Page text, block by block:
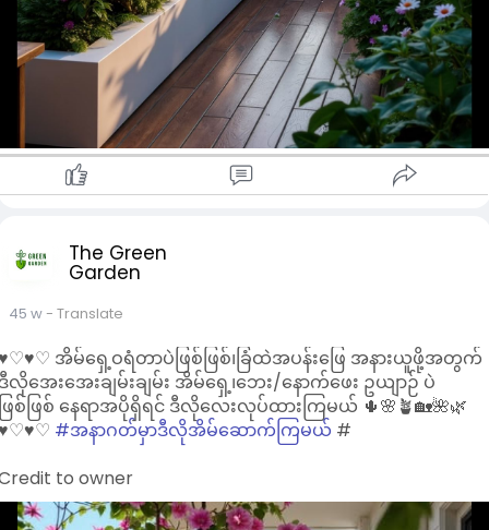
The Green
Garden
45 w- Translate
အိမ်ရှေ့ဝရံတာပဲဖြစ်ဖြစ်၊ခြံထဲအပန်းဖြေ အနားယူဖို့အတွက်
လိုအေးအေးချမ်းချမ်း အိမ်ရှေ့၊ဘေး/နောက်ဖေး ဥယျာဉ် ပဲ
ြစ်ဖြစ် နေရာအပိုရှိရင် ဒီလိုလေးလုပ်ထားကြမယ် 🌵🌸🪴🏡🌺🌿
#အနာဂတ်မှာဒီလိုအိမ်ဆောက်ကြမယ် #
to owner